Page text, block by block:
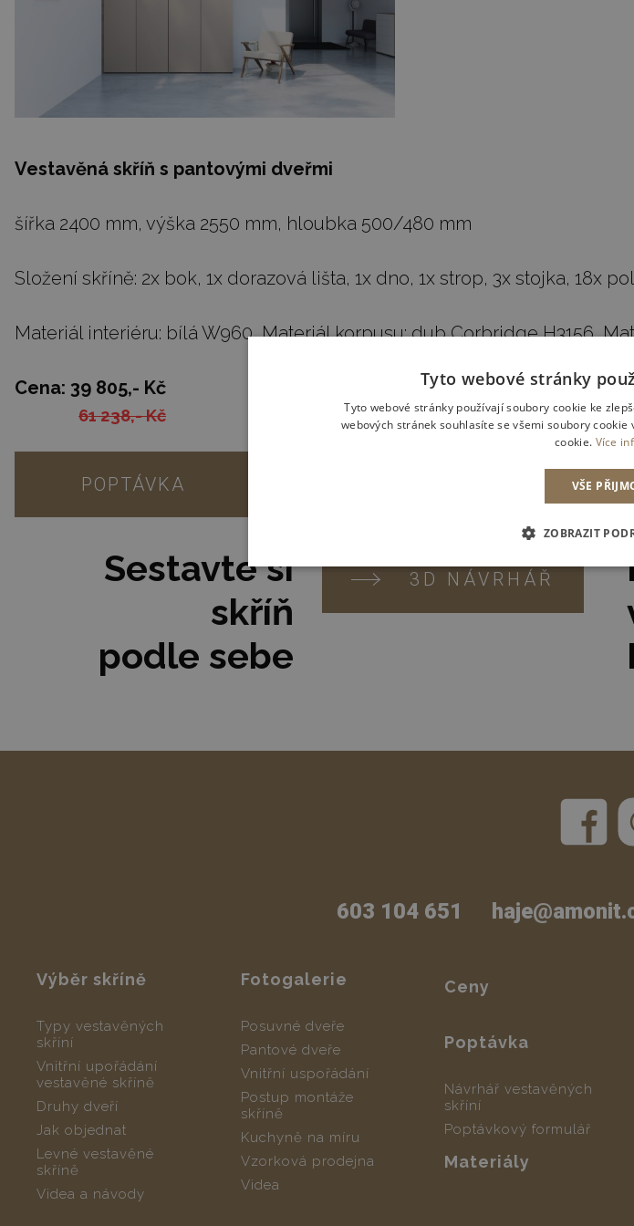
Vestavěná skříň s pantovými dveřmi
šířka 2400 mm, výška 2550 mm, hloubka 500/480 mm
Složení skříně: 2x bok, 1x dorazová lišta, 1x dno, 1x strop, 3x stojka, 18x
Materiál interiéru: bílá W960, Materiál korpusu: dub Corbridge H3156,
Cena: 39 805,- Kč
61 238,- Kč
POPTÁVKA
Sestavte si
skříň
podle sebe
3D NÁVRHÁŘ
603 104 651
Výběr skříně
Typy vestavěných
skříní
Vnitřní upořádání
vestavěné skříně
Druhy dveří
Jak objednat
Levné vestavěné
skříně
Videa a návody
Fotogalerie
Posuvné dveře
Pantové dveře
Vnitřní uspořádání
Postup montáže
skříně
Kuchyně na míru
Vzorková prodejna
Videa
Ceny
Poptávka
Návrhář vestavěných
skříní
Poptávkový formulář
Materiály
Tyto webové stránky
Tyto webové stránky používají soubory cookie ke
webových stránek souhlasíte se všemi soubory
cookie. Více
VŠE
ZOBRAZIT